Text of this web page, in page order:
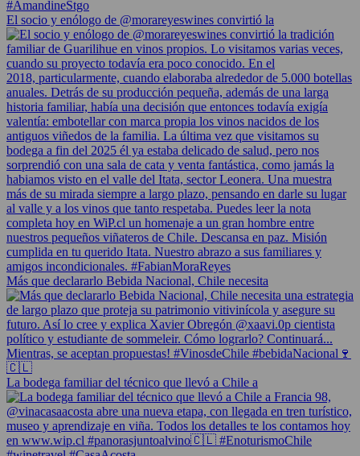
El socio y enólogo de @morareyeswines convirtió la
Más que declararlo Bebida Nacional, Chile necesita
La bodega familiar del técnico que llevó a Chile a